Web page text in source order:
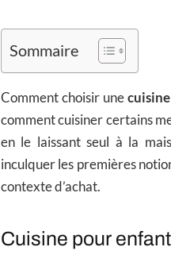
Sommaire
Comment choisir une
comment cuisiner certains
en le laissant seul à la
inculquer les premières
contexte d’achat.
Cuisine pour